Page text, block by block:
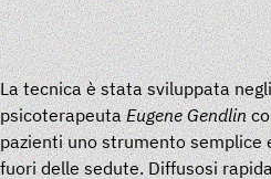
La tecnica è stata sviluppata
psicoterapeutaEugene Gendlin
pazienti uno strumento semplice
fuori delle sedute. Diffusosi